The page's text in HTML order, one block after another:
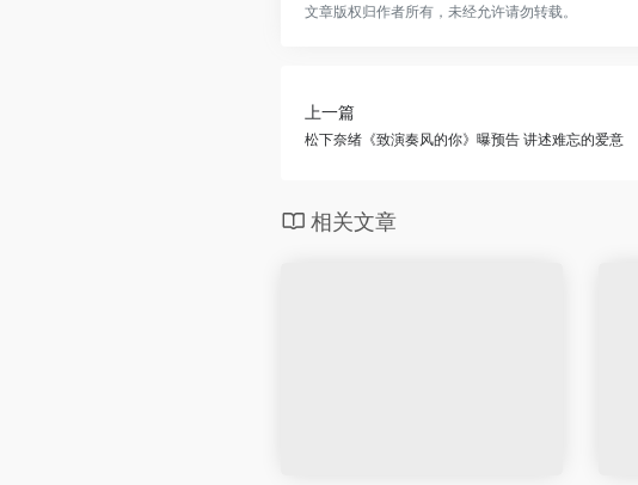
文章版权归作者所有，未经允许请勿转载。
上一篇
松下奈绪《致演奏风的你》曝预告 讲述难忘的爱意
相关文章